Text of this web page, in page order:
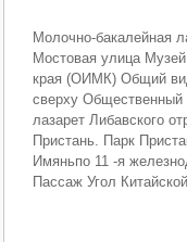
Молочно-бакалейная
Мостовая улица
края (ОИМК) Общий
сверху
лазарет Либавского
Пристань. Парк
Имяньпо 11 -я
Пассаж Угол